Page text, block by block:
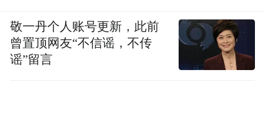
敬一丹个人账号更新，此前
曾置顶网友“不信谣，不传
谣”留言